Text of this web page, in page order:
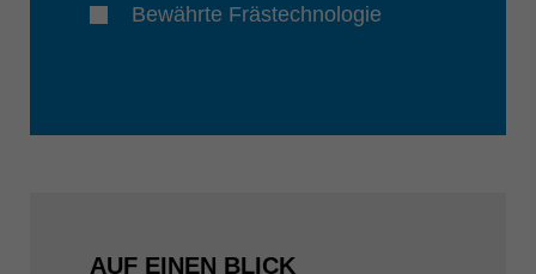
Bewährte Frästechnologie
AUF EINEN BLICK